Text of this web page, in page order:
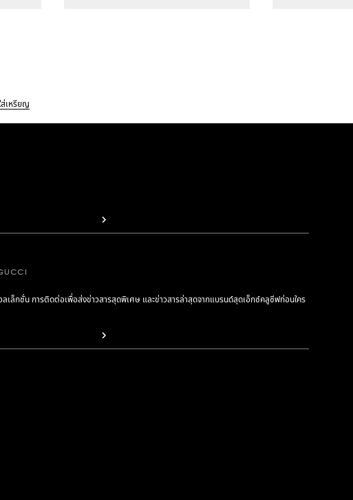
ส่เหรียญ
ลเล็กชั่น การติดต่อเพื่อส่งข่าวสารสุดพิเศษ และข่าวสารล่าสุดจากแบรนด์สุดเอ็กซ์คลูซีฟก่อนใคร